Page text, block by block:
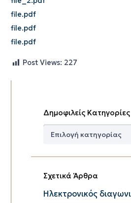
file.pdf
file.pdf
file.pdf
Post Views: 227
Δημοφιλείς Κατηγορίες
Δημοφιλείς
Σχετικά Άρθρα
Ηλεκτρονικός